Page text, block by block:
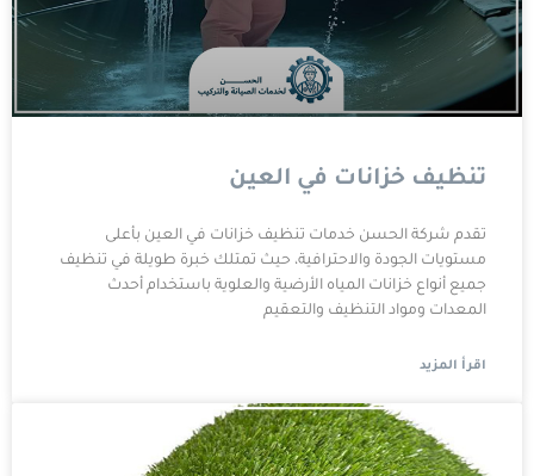
تنظيف خزانات في العين
تقدم شركة الحسن خدمات تنظيف خزانات في العين بأعلى
مستويات الجودة والاحترافية، حيث تمتلك خبرة طويلة في تنظيف
جميع أنواع خزانات المياه الأرضية والعلوية باستخدام أحدث
المعدات ومواد التنظيف والتعقيم
اقرأ المزيد